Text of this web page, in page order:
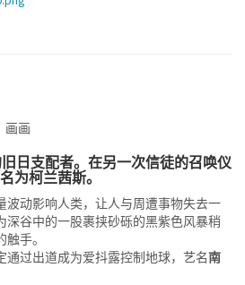
画画
旧日支配者。在另一次信徒的召唤仪
为柯兰茜斯。
波动影响人类，让人与周遭事物失去一
深谷中的一股裹挟砂砾的黑紫色风暴稍
手。
通过出道成为爱抖露控制地球，艺名南